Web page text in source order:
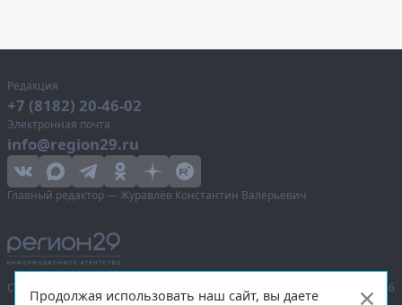
Редакция
+7 (8182) 20-46-02
Электронная почта
info@region29.ru
Главный редактор — Журавлёв Константин Валерьевич
Сетевое издание «Информационное агентство Регион 29»,
© 2016–2026
Продолжая использовать наш сайт, вы даете